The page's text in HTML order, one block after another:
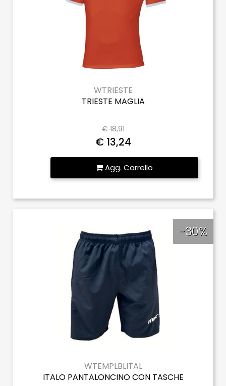
WTRIESTE
TRIESTE MAGLIA
€ 18,91
€ 13,24
Quantità
Agg. Carrello
-30%
WTEMPLBLITAL
ITALO PANTALONCINO CON TASCHE